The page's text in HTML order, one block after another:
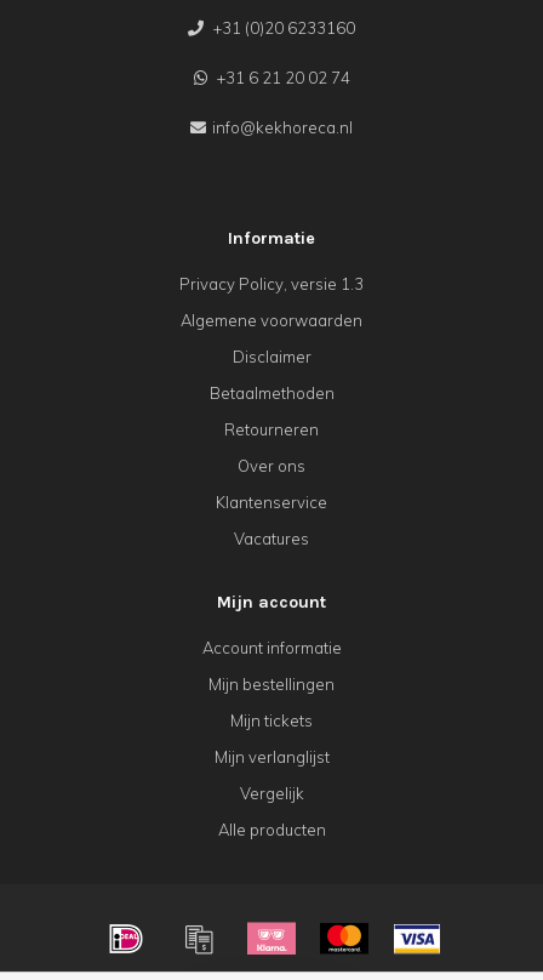
+31 (0)20 6233160
+31 6 21 20 02 74
info@kekhoreca.nl
Informatie
Privacy Policy, versie 1.3
Algemene voorwaarden
Disclaimer
Betaalmethoden
Retourneren
Over ons
Klantenservice
Vacatures
Mijn account
Account informatie
Mijn bestellingen
Mijn tickets
Mijn verlanglijst
Vergelijk
Alle producten